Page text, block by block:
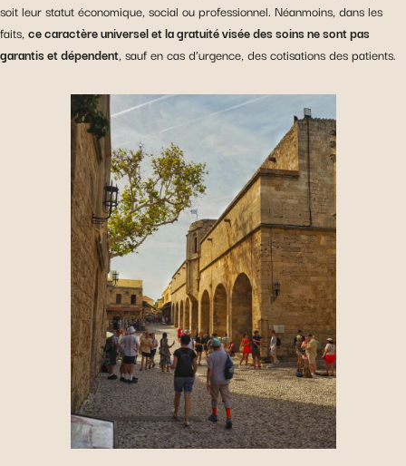
soit leur statut économique, social ou professionnel. Néanmoins, dans les
faits,ce caractère universel et la gratuité visée des soins ne sont pas
garantis et dépendent, sauf en cas d’urgence, des cotisations des patients.